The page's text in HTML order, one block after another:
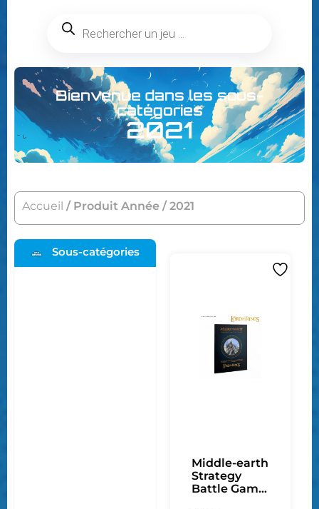
Bienvenue dans les sous-
catégories
2021
Accueil / Produit Année / 2021
Sous-catégories
Middle-earth
Strategy
Battle Gam...